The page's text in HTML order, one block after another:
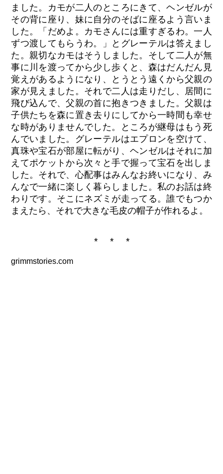
ました。カモが二人のところにきて、ヘンゼルが
その背に座り、妹に自分のそばに座るよう言いま
した。「だめよ。カモさんには重すぎるわ。一人
ずつ渡してもらうわ。」とグレーテルは答えまし
た。親切なカモはそうしました。そして二人が無
事に川を渡ってから少し歩くと、森はだんだん見
覚えがあるようになり、とうとう遠くから父親の
家が見えました。それで二人は走りだし、居間に
飛び込んで、父親の首に抱きつきました。父親は
子供たちを森に置き去りにしてから一時間も幸せ
な時がありませんでした。ところが継母はもう死
んでいました。グレーテルはエプロンを空けて、
真珠や宝石が部屋に転がり、ヘンゼルはそれに加
えてポケットから次々と手で握って宝石を出しま
した。それで、心配事はみんなお終いになり、み
んなで一緒に楽しく暮らしました。私のお話は終
わりです。そこにネズミが走ってる。誰でもつか
まえたら、それで大きな毛皮の帽子が作れるよ。
* * *
grimmstories.com